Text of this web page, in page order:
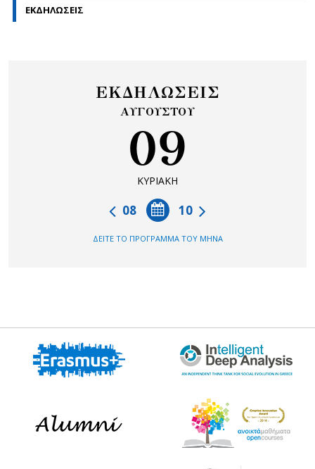
ΕΚΔΗΛΩΣΕΙΣ
ΕΚΔΗΛΩΣΕΙΣ
ΑΥΓΟΥΣΤΟΥ
09
ΚΥΡΙΑΚΗ
10
08
ΔΕΙΤΕ ΤΟ ΠΡΟΓΡΑΜΜΑ ΤΟΥ ΜΗΝΑ